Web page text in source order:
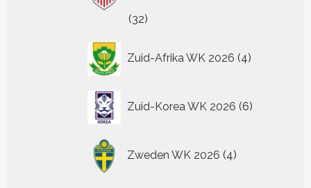
3232
Zuid-Afrika WK 2026 4
producten
Zuid-Korea WK 2026 6
producten
Zweden WK 2026 4
producten